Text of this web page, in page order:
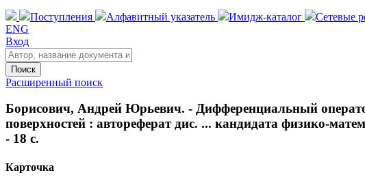
Поступления Алфавитный указатель Имидж-каталог
Сетевые
ENG
Вход
Поиск
Расширенный поиск
Борисович, Андрей Юрьевич. - Дифференциальный
поверхностей : автореферат дис. ... кандидата физико-
- 18 с.
Карточка